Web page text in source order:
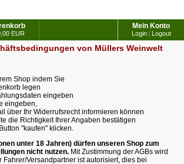
EUR
Mein Konto
Login | Logout
von Müllers Weinwelt
Shop indem Sie
legen
eingeben
eingeben,
über Ihr Widerrufsrecht informieren können
die Richtigkeit Ihrer Angaben bestätigen
"kaufen" klicken.
unter 18 Jahren) dürfen unseren Shop zum
nicht nutzen. Mit Zustimmung der AGBs wird
Fahrer/Versandpartner ist autorisiert, dies bei